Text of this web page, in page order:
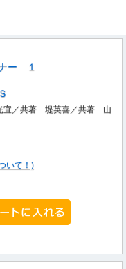
ー １
宜／共著 堤英喜／共著 山
いて！)